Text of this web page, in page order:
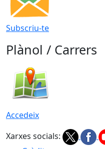
Subscriu-te
Plànol / Carrers
Accedeix
Xarxes socials: